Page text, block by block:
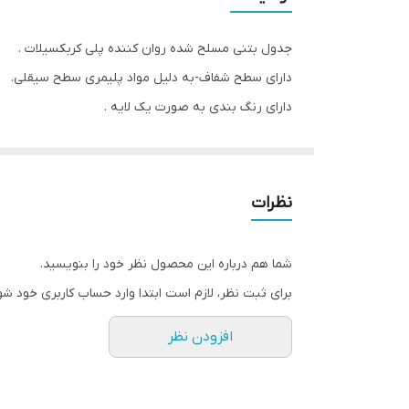
جدول بتنی مسلح شده روان کننده پلی کربکسیلات .
دارای سطح شفاف-به دلیل مواد پلیمری سطح سیقلی.
دارای رنگ بندی به صورت یک لایه .
نظرات
شما هم درباره این محصول نظر خود را بنویسید.
برای ثبت نظر، لازم است ابتدا وارد حساب کاربری خود
افزودن نظر